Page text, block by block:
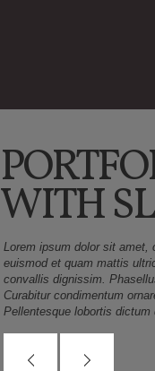
WITH
Lorem ipsum dolor sit amet,
euismod et quam mattis
convallis dignissim.
Curabitur condimentum
Pellentesque lobortis dictum